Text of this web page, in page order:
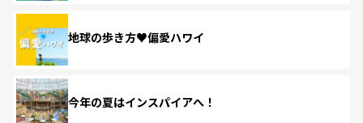
地球の歩き方♥偏愛ハワイ
今年の夏はインスパイアへ！